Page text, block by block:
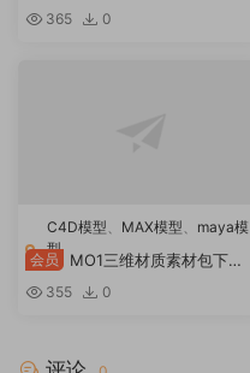
Unity Collection 的食品 3d 模型
365 0
C4D模型、 MAX模型、 maya模
型
会员
MO1三维材质素材包下载
Hdri Hub – HDR 全包
355 0